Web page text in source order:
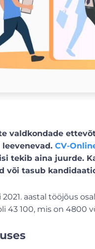
valdkondade
CV-
tekib aina juurde.
või tasub
2021. aastal tööjõus
43 100, mis on 4800